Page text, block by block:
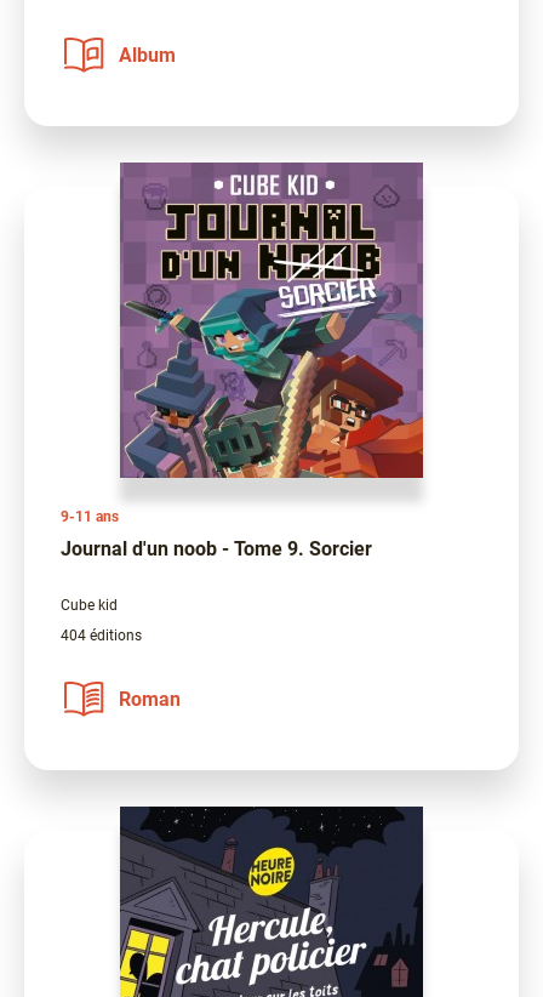
Album
9-11 ans
Journal d'un noob - Tome 9. Sorcier
Cube kid
404 éditions
Roman